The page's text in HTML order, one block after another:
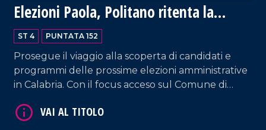
Elezioni Paola, Politano ritenta la
scalata
ST 4 PUNTATA 152
Prosegue il viaggio alla scoperta di candidati e
programmi delle prossime elezioni amministrative
in Calabria. Con il focus acceso sul Comune di
Giovanni Politano, che ha ricoperto la carica di
VAI AL TITOLO